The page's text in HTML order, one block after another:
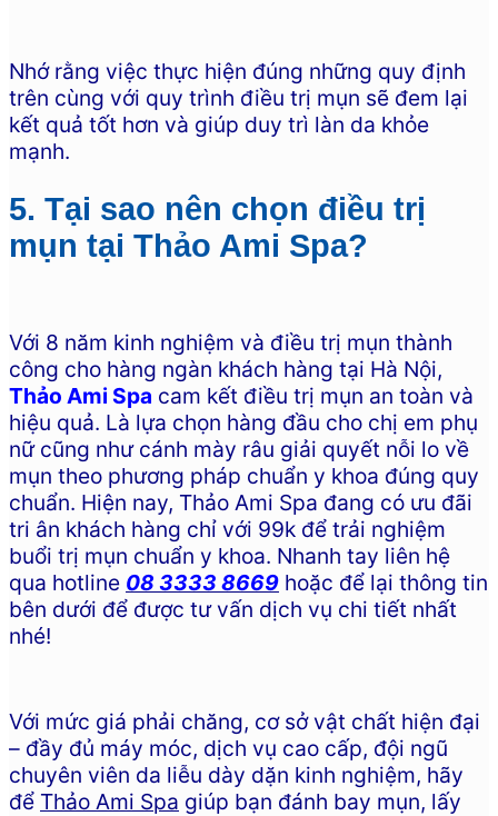
Nhớ rằng việc thực hiện đúng những quy định
trên cùng với quy trình điều trị mụn sẽ đem lại
kết quả tốt hơn và giúp duy trì làn da khỏe
mạnh.
5. Tại sao nên chọn điều trị
mụn tại Thảo Ami Spa?
Với 8 năm kinh nghiệm và điều trị mụn thành
công cho hàng ngàn khách hàng tại Hà Nội,
Thảo Ami Spa cam kết điều trị mụn an toàn và
hiệu quả. Là lựa chọn hàng đầu cho chị em phụ
nữ cũng như cánh mày râu giải quyết nỗi lo về
mụn theo phương pháp chuẩn y khoa đúng quy
chuẩn. Hiện nay, Thảo Ami Spa đang có ưu đãi
tri ân khách hàng chỉ với 99k để trải nghiệm
buổi trị mụn chuẩn y khoa. Nhanh tay liên hệ
qua hotline 08 3333 8669 hoặc để lại thông tin
bên dưới để được tư vấn dịch vụ chi tiết nhất
nhé!
Với mức giá phải chăng, cơ sở vật chất hiện đại
– đầy đủ máy móc, dịch vụ cao cấp, đội ngũ
chuyên viên da liễu dày dặn kinh nghiệm, hãy
để Thảo Ami Spa giúp bạn đánh bay mụn, lấy